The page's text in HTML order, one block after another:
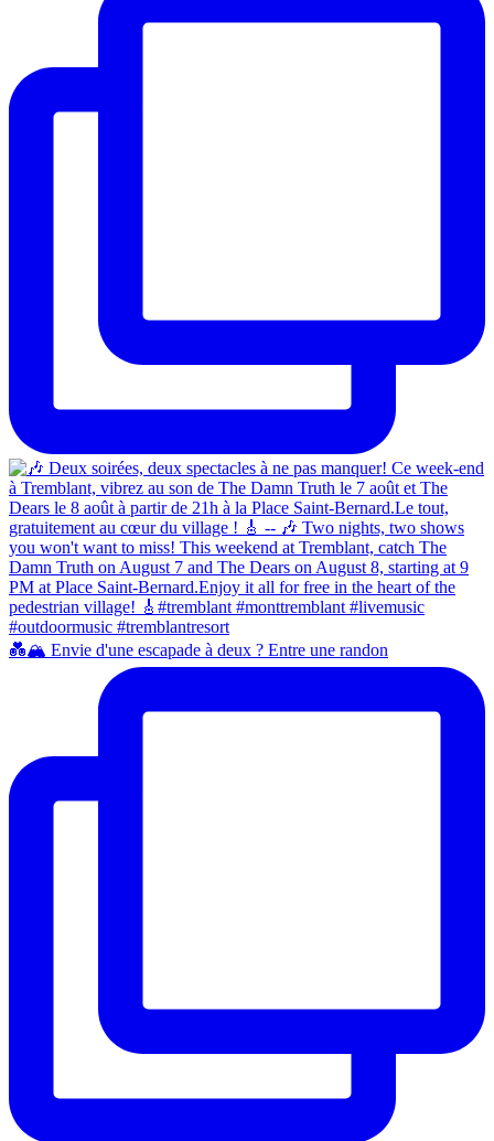
💑🏔️ Envie d'une escapade à deux ? Entre une randon